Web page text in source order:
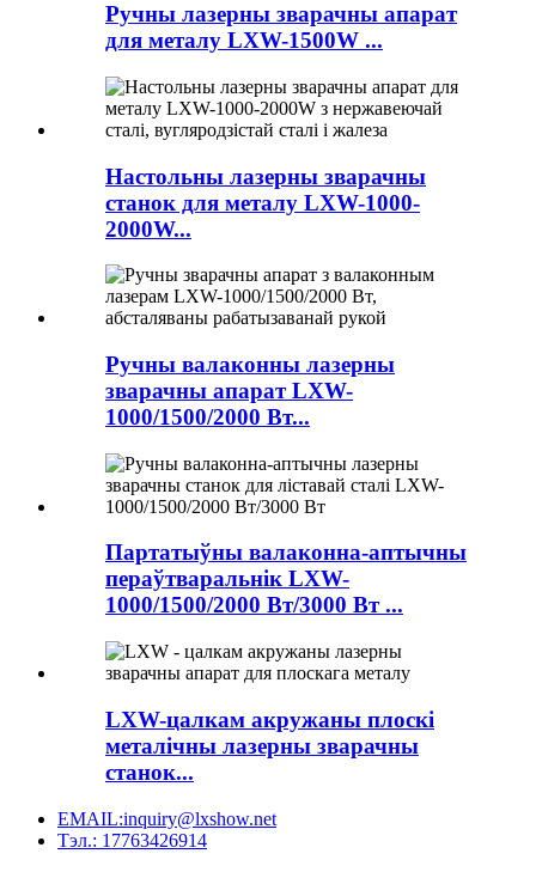
Ручны лазерны зварачны апарат
для металу LXW-1500W ...
Настольны лазерны зварачны
станок для металу LXW-1000-
2000W...
Ручны валаконны лазерны
зварачны апарат LXW-
1000/1500/2000 Вт...
Партатыўны валаконна-аптычны
пераўтваральнік LXW-
1000/1500/2000 Вт/3000 Вт ...
LXW-цалкам акружаны плоскі
металічны лазерны зварачны
станок...
EMAIL:inquiry@lxshow.net
Тэл.: 17763426914